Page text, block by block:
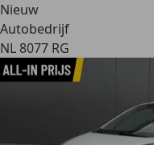
Nieuw
Autobedrijf
NL 8077 RG